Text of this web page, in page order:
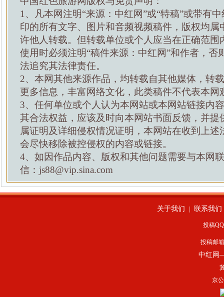
1、凡本网注明“来源：中红网”或“特稿”或带有
印的所有文字、图片和音频视频稿件，版权均属
许他人转载。但转载单位或个人应当在正确范围
使用时必须注明“稿件来源：中红网”和作者，否
法追究其法律责任。
2、本网其他来源作品，均转载自其他媒体，转
更多信息，丰富网络文化，此类稿件不代表本网
3、任何单位或个人认为本网站或本网站链接内
其合法权益，应该及时向本网站书面反馈，并提
属证明及详细侵权情况证明，本网站在收到上述
会尽快移除被控侵权的内容或链接。
4、如因作品内容、版权和其他问题需要与本网
信：js88@vip.sina.com
关于我们 联系我们
投稿
投稿邮
中红网
京